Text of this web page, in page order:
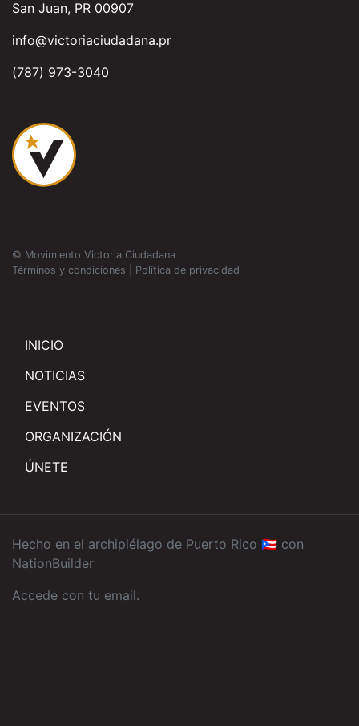
San Juan, PR 00907
info@victoriaciudadana.pr
(787) 973-3040
© Movimiento Victoria Ciudadana
Términos y condiciones
Política de privacidad
INICIO
NOTICIAS
EVENTOS
ORGANIZACIÓN
ÚNETE
Hecho en el archipiélago de Puerto Rico 🇵🇷 con
NationBuilder
Accede con tu email.